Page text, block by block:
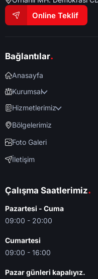
Online Teklif
Bağlantılar.
Anasayfa
Kurumsal
Hizmetlerimiz
Bölgelerimiz
Foto Galeri
İletişim
Çalışma Saatlerimiz.
Pazartesi - Cuma
09:00 - 20:00
Cumartesi
09:00 - 16:00
Pazar günleri kapalıyız.